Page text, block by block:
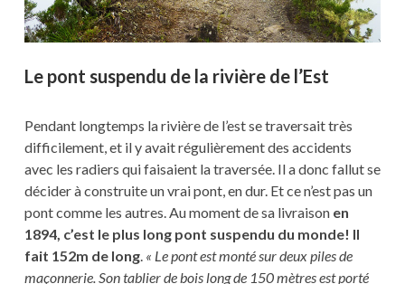
Le pont suspendu de la rivière de l’Est
Pendant longtemps la rivière de l’est se traversait très
difficilement, et il y avait régulièrement des accidents
avec les radiers qui faisaient la traversée. Il a donc fallut se
décider à construite un vrai pont, en dur. Et ce n’est pas un
pont comme les autres. Au moment de sa livraison en
1894, c’est le plus long pont suspendu du monde! Il
fait 152m de long. « Le pont est monté sur deux piles de
maçonnerie. Son tablier de bois long de 150 mètres est porté